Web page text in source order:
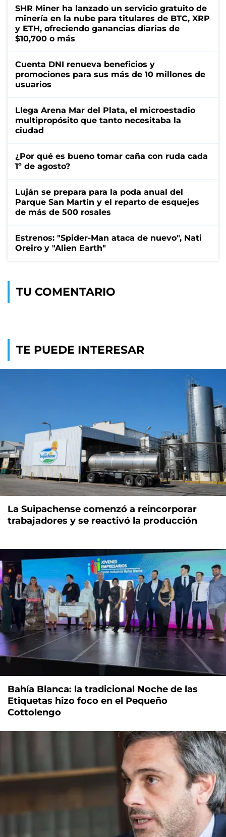
SHR Miner ha lanzado un servicio gratuito de
minería en la nube para titulares de BTC, XRP
y ETH, ofreciendo ganancias diarias de
$10,700 o más
Cuenta DNI renueva beneficios y
promociones para sus más de 10 millones de
usuarios
Llega Arena Mar del Plata, el microestadio
multipropósito que tanto necesitaba la
ciudad
¿Por qué es bueno tomar caña con ruda cada
1º de agosto?
Luján se prepara para la poda anual del
Parque San Martín y el reparto de esquejes
de más de 500 rosales
Estrenos: "Spider-Man ataca de nuevo", Nati
Oreiro y "Alien Earth"
TU COMENTARIO
TE PUEDE INTERESAR
La Suipachense comenzó a reincorporar
trabajadores y se reactivó la producción
Bahía Blanca: la tradicional Noche de las
Etiquetas hizo foco en el Pequeño
Cottolengo